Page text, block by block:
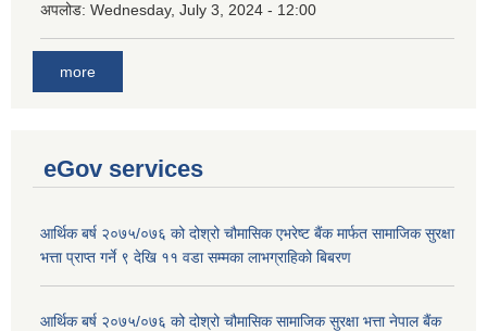
अपलोड: Wednesday, July 3, 2024 - 12:00
more
eGov services
आर्थिक बर्ष २०७५/०७६ को दोश्रो चौमासिक एभरेष्ट बैंक मार्फत सामाजिक सुरक्षा
भत्ता प्राप्त गर्ने ९ देखि ११ वडा सम्मका लाभग्राहिको बिबरण
आर्थिक बर्ष २०७५/०७६ को दोश्रो चौमासिक सामाजिक सुरक्षा भत्ता नेपाल बैंक